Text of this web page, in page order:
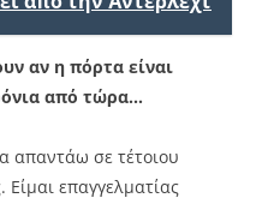
αν η πόρτα είναι
από τώρα…
απαντάω σε τέτοιου
Είμαι επαγγελματίας